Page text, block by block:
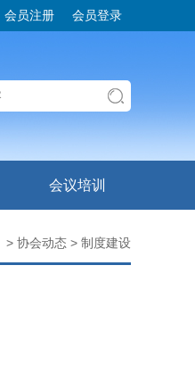
会员注册 会员登录
会议培训
> 协会动态 > 制度建设